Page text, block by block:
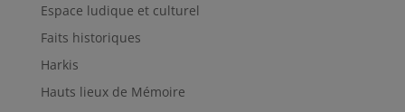
Espace ludique et culturel
Faits historiques
Harkis
Hauts lieux de Mémoire